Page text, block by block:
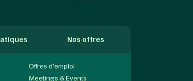
Nos offres
Offres d'emploi
Meetings & Events